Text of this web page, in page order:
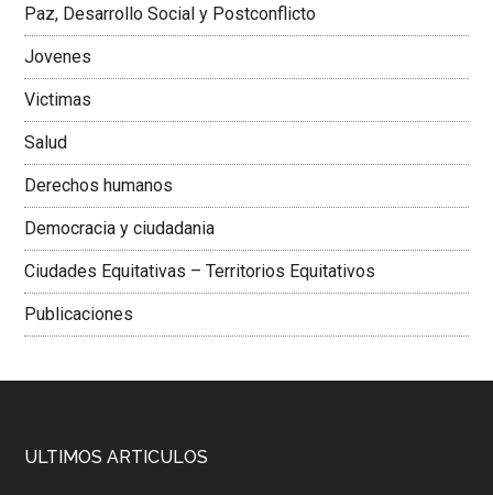
Paz, Desarrollo Social y Postconflicto
Jovenes
Victimas
Salud
Derechos humanos
Democracia y ciudadania
Ciudades Equitativas – Territorios Equitativos
Publicaciones
ULTIMOS ARTICULOS